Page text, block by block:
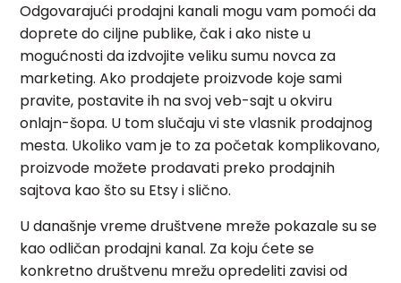
Odgovarajući prodajni kanali mogu vam pomoći da
doprete do ciljne publike, čak i ako niste u
mogućnosti da izdvojite veliku sumu novca za
marketing. Ako prodajete proizvode koje sami
pravite, postavite ih na svoj veb-sajt u okviru
onlajn-šopa. U tom slučaju vi ste vlasnik prodajnog
mesta. Ukoliko vam je to za početak komplikovano,
proizvode možete prodavati preko prodajnih
sajtova kao što su Etsy i slično.
U današnje vreme društvene mreže pokazale su se
kao odličan prodajni kanal. Za koju ćete se
konkretno društvenu mrežu opredeliti zavisi od